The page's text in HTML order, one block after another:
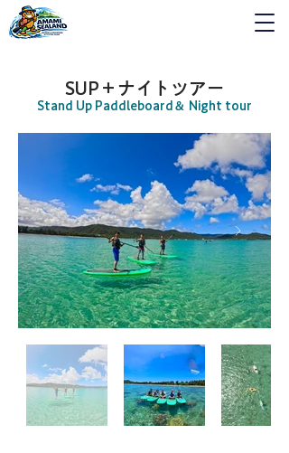
SUP＋ナイトツアー
Stand Up Paddleboard ＆ Night tour